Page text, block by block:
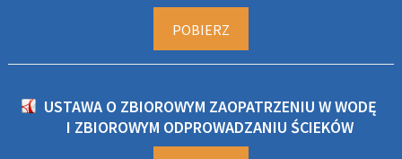
POBIERZ
USTAWA O ZBIOROWYM ZAOPATRZENIU W WODĘ
I ZBIOROWYM ODPROWADZANIU ŚCIEKÓW